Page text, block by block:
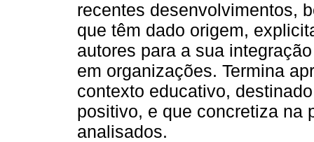
recentes desenvolvimentos,
que têm dado origem,
autores para a sua
em organizações. Termina
contexto educativo,
positivo, e que concretiza na
analisados.